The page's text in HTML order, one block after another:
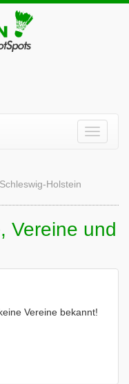
Schleswig-Holstein
Vereine und
Vereine bekannt!